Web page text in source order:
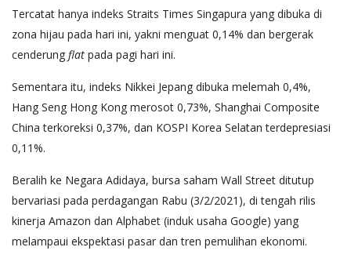
Tercatat hanya indeks Straits Times Singapura yang dibuka di
zona hijau pada hari ini, yakni menguat 0,14% dan bergerak
cenderung flat pada pagi hari ini.
Sementara itu, indeks Nikkei Jepang dibuka melemah 0,4%,
Hang Seng Hong Kong merosot 0,73%, Shanghai Composite
China terkoreksi 0,37%, dan KOSPI Korea Selatan terdepresiasi
0,11%.
Beralih ke Negara Adidaya, bursa saham Wall Street ditutup
bervariasi pada perdagangan Rabu (3/2/2021), di tengah rilis
kinerja Amazon dan Alphabet (induk usaha Google) yang
melampaui ekspektasi pasar dan tren pemulihan ekonomi.